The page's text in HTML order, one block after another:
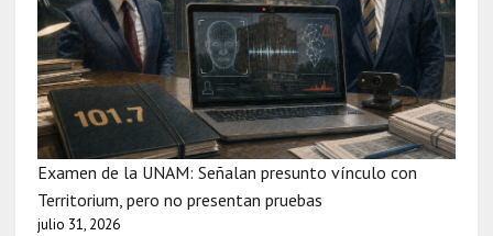
Examen de la UNAM: Señalan presunto vínculo con
Territorium, pero no presentan pruebas
julio 31, 2026